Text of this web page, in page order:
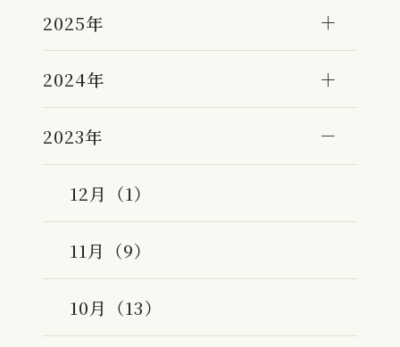
2025年
2024年
2023年
12月（1）
11月（9）
10月（13）